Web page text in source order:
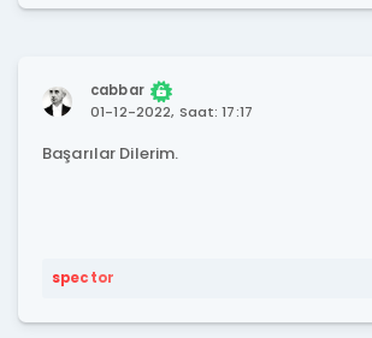
cabbar
01-12-2022, Saat: 17:17
Başarılar Dilerim.
spector